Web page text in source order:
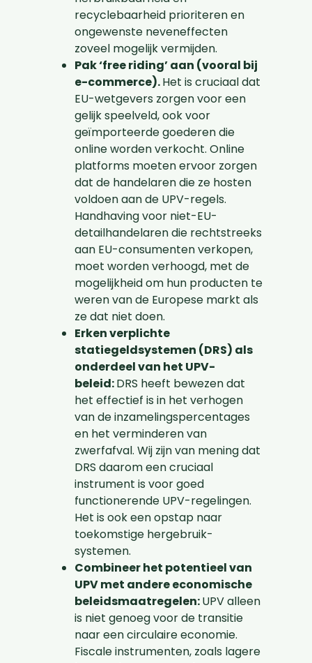
recyclebaarheid prioriteren en
ongewenste neveneffecten
zoveel mogelijk vermijden.
Pak ‘free riding’ aan (vooral bij
e-commerce).Het is cruciaal dat
EU-wetgevers zorgen voor een
gelijk speelveld, ook voor
geïmporteerde goederen die
online worden verkocht. Online
platforms moeten ervoor zorgen
dat de handelaren die ze hosten
voldoen aan de UPV-regels.
Handhaving voor niet-EU-
detailhandelaren die rechtstreeks
aan EU-consumenten verkopen,
moet worden verhoogd, met de
mogelijkheid om hun producten te
weren van de Europese markt als
ze dat niet doen.
Erken verplichte
statiegeldsystemen (DRS) als
onderdeel van het UPV-
beleid:DRS heeft bewezen dat
het effectief is in het verhogen
van de inzamelingspercentages
en het verminderen van
zwerfafval. Wij zijn van mening dat
DRS daarom een cruciaal
instrument is voor goed
functionerende UPV-regelingen.
Het is ook een opstap naar
toekomstige hergebruik-
systemen.
Combineer het potentieel van
UPV met andere economische
beleidsmaatregelen:UPV alleen
is niet genoeg voor de transitie
naar een circulaire economie.
Fiscale instrumenten, zoals lagere